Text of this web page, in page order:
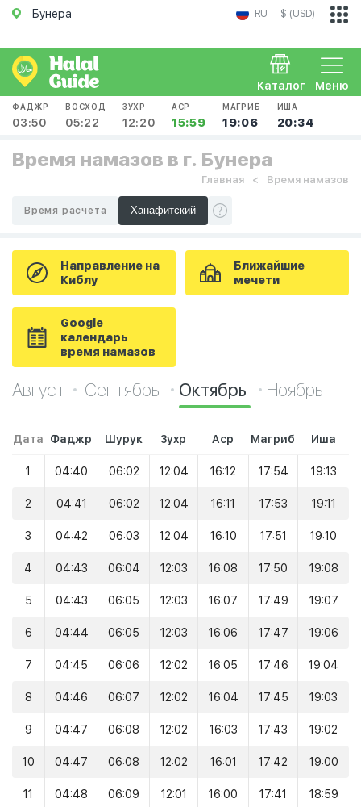
Бунера RU $ (USD)
Меню
Каталог
ФАДЖР
03:50
ВОСХОД
05:22
ЗУХР
12:20
АСР
15:59
МАГРИБ
19:06
ИША
20:34
Время намазов в г. Бунера
Главная Время намазов
Время расчета
Направление на
Киблу
Ближайшие
мечети
Google
календарь
время намазов
Август Сентябрь Октябрь Ноябрь
Дата Фаджр Шурук Зухр Аср Магриб Иша
1 04:40 06:02 12:04 16:12 17:54 19:13
2 04:41 06:02 12:04 16:11 17:53 19:11
3 04:42 06:03 12:04 16:10 17:51 19:10
4 04:43 06:04 12:03 16:08 17:50 19:08
5 04:43 06:05 12:03 16:07 17:49 19:07
6 04:44 06:05 12:03 16:06 17:47 19:06
7 04:45 06:06 12:02 16:05 17:46 19:04
8 04:46 06:07 12:02 16:04 17:45 19:03
9 04:47 06:08 12:02 16:03 17:43 19:02
10 04:47 06:08 12:02 16:01 17:42 19:00
11 04:48 06:09 12:01 16:00 17:41 18:59